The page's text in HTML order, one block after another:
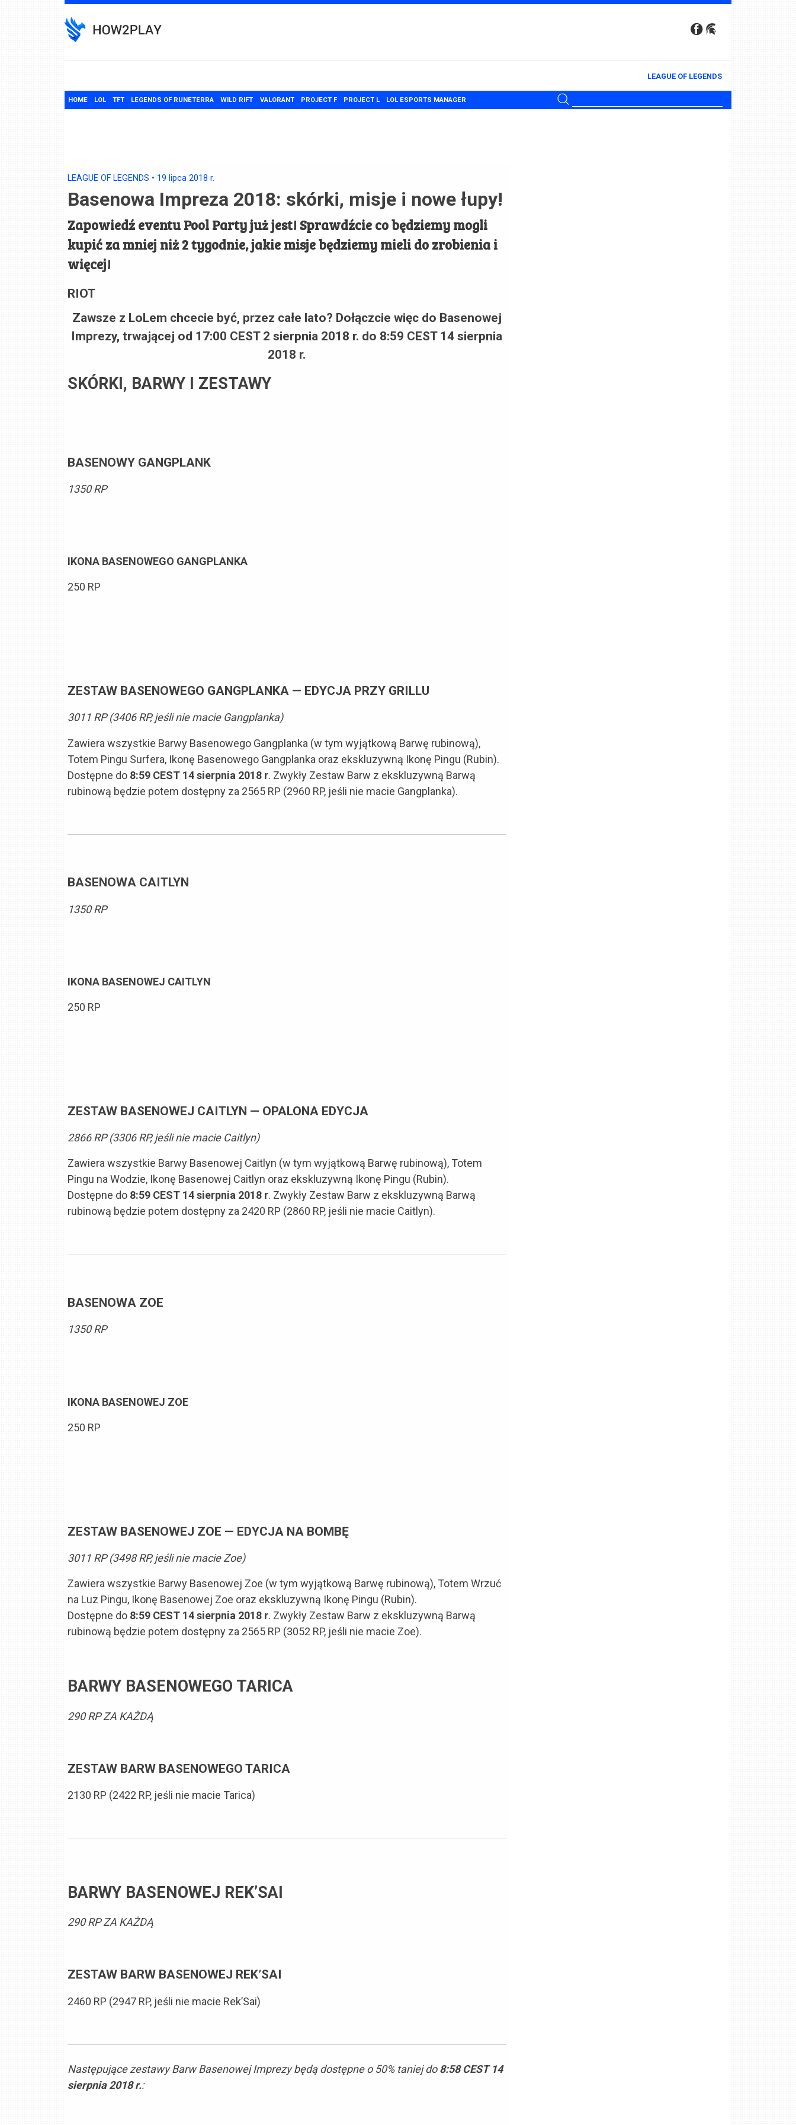
to
content
LEAGUE OF LEGENDS
HOME LOL TFT LEGENDS OF RUNETERRA WILD RIFT VALORANT PROJECT F PROJECT L LOL ESPORTS MANAGER
LEAGUE OF LEGENDS • 19 lipca 2018 r.
Basenowa Impreza 2018: skórki, misje i nowe łupy!
Zapowiedź eventu Pool Party już jest! Sprawdźcie co będziemy mogli
kupić za mniej niż 2 tygodnie, jakie misje będziemy mieli do zrobienia i
więcej!
RIOT
Zawsze z LoLem chcecie być, przez całe lato? Dołączcie więc do Basenowej
Imprezy, trwającej od 17:00 CEST 2 sierpnia 2018 r. do 8:59 CEST 14 sierpnia
2018 r.
SKÓRKI, BARWY I ZESTAWY
BASENOWY GANGPLANK
1350 RP
IKONA BASENOWEGO GANGPLANKA
250 RP
ZESTAW BASENOWEGO GANGPLANKA — EDYCJA PRZY GRILLU
3011 RP (3406 RP, jeśli nie macie Gangplanka)
Zawiera wszystkie Barwy Basenowego Gangplanka (w tym wyjątkową Barwę rubinową),
Totem Pingu Surfera, Ikonę Basenowego Gangplanka oraz ekskluzywną Ikonę Pingu (Rubin).
Dostępne do 8:59 CEST 14 sierpnia 2018 r. Zwykły Zestaw Barw z ekskluzywną Barwą
rubinową będzie potem dostępny za 2565 RP (2960 RP, jeśli nie macie Gangplanka).
BASENOWA CAITLYN
1350 RP
IKONA BASENOWEJ CAITLYN
250 RP
ZESTAW BASENOWEJ CAITLYN — OPALONA EDYCJA
2866 RP (3306 RP, jeśli nie macie Caitlyn)
Zawiera wszystkie Barwy Basenowej Caitlyn (w tym wyjątkową Barwę rubinową), Totem
Pingu na Wodzie, Ikonę Basenowej Caitlyn oraz ekskluzywną Ikonę Pingu (Rubin).
Dostępne do 8:59 CEST 14 sierpnia 2018 r. Zwykły Zestaw Barw z ekskluzywną Barwą
rubinową będzie potem dostępny za 2420 RP (2860 RP, jeśli nie macie Caitlyn).
BASENOWA ZOE
1350 RP
IKONA BASENOWEJ ZOE
250 RP
ZESTAW BASENOWEJ ZOE — EDYCJA NA BOMBĘ
3011 RP (3498 RP, jeśli nie macie Zoe)
Zawiera wszystkie Barwy Basenowej Zoe (w tym wyjątkową Barwę rubinową), Totem Wrzuć
na Luz Pingu, Ikonę Basenowej Zoe oraz ekskluzywną Ikonę Pingu (Rubin).
Dostępne do 8:59 CEST 14 sierpnia 2018 r. Zwykły Zestaw Barw z ekskluzywną Barwą
rubinową będzie potem dostępny za 2565 RP (3052 RP, jeśli nie macie Zoe).
BARWY BASENOWEGO TARICA
290 RP ZA KAŻDĄ
ZESTAW BARW BASENOWEGO TARICA
2130 RP (2422 RP, jeśli nie macie Tarica)
BARWY BASENOWEJ REK’SAI
290 RP ZA KAŻDĄ
ZESTAW BARW BASENOWEJ REK’SAI
2460 RP (2947 RP, jeśli nie macie Rek’Sai)
Następujące zestawy Barw Basenowej Imprezy będą dostępne o 50% taniej do8:58 CEST 14
sierpnia 2018 r.: